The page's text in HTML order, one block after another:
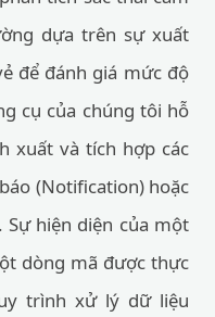
dựa trên sự xuất
để đánh giá mức độ
cụ của chúng tôi hỗ
xuất và tích hợp các
(Notification) hoặc
hiện diện của một
dòng mã được thực
trình xử lý dữ liệu